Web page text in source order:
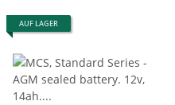
AUF LAGER